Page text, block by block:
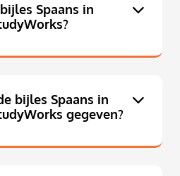
Spaans in
bijles Spaans in
gegeven?